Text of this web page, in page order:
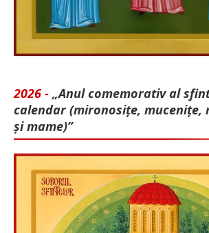
2026 - „Anul comemorativ al
calendar (mironosițe, mu­cenițe,
și mame)”